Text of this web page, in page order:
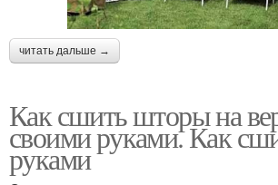
читать дальше →
Как сшить шторы на
своими руками. Как
руками